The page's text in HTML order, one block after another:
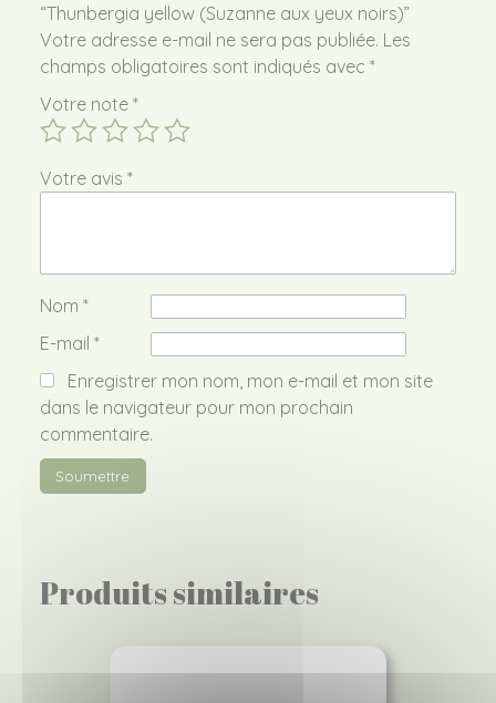
“Thunbergia yellow (Suzanne aux yeux noirs)”
Votre adresse e-mail ne sera pas publiée. Les
champs obligatoires sont indiqués avec *
Votre note *
Votre avis *
Nom *
E-mail *
Enregistrer mon nom, mon e-mail et mon site
dans le navigateur pour mon prochain
commentaire.
Produits similaires